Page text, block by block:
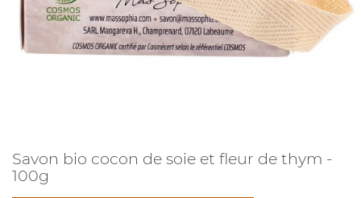
Savon bio cocon de soie et fleur de thym -
100g